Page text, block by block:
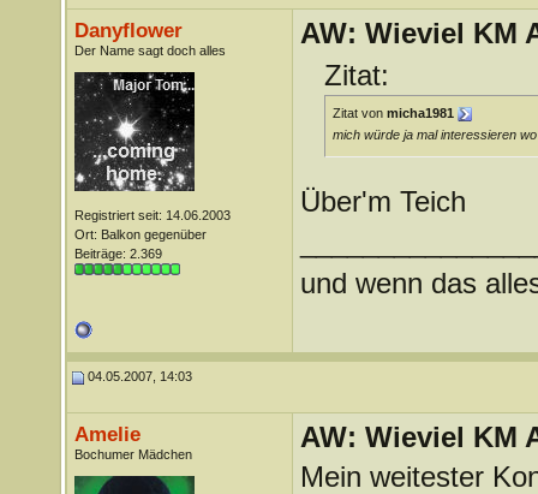
Danyflower
Der Name sagt doch alles
Registriert seit: 14.06.2003
Ort: Balkon gegenüber
Beiträge: 2.369
AW: Wieviel KM
Zitat:
Zitat von micha1981
mich würde ja mal interessieren
Über'm Teich
und wenn das
04.05.2007, 14:03
Amelie
Bochumer Mädchen
AW: Wieviel KM
Mein weitester